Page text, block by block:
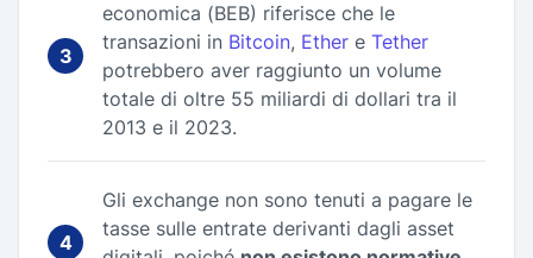
economica (BEB) riferisce che le
transazioni in Bitcoin, Ether e Tether
potrebbero aver raggiunto un volume
totale di oltre 55 miliardi di dollari tra il
2013 e il 2023.
Gli exchange non sono tenuti a pagare le
tasse sulle entrate derivanti dagli asset